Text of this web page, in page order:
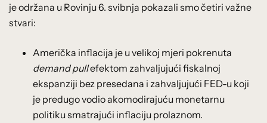
je održana u Rovinju 6. svibnja pokazali smo četiri važne
stvari:
Američka inflacija je u velikoj mjeri pokrenuta
demand pullefektom zahvaljujući fiskalnoj
ekspanziji bez presedana i zahvaljujući FED-u koji
je predugo vodio akomodirajuću monetarnu
politiku smatrajući inflaciju prolaznom.